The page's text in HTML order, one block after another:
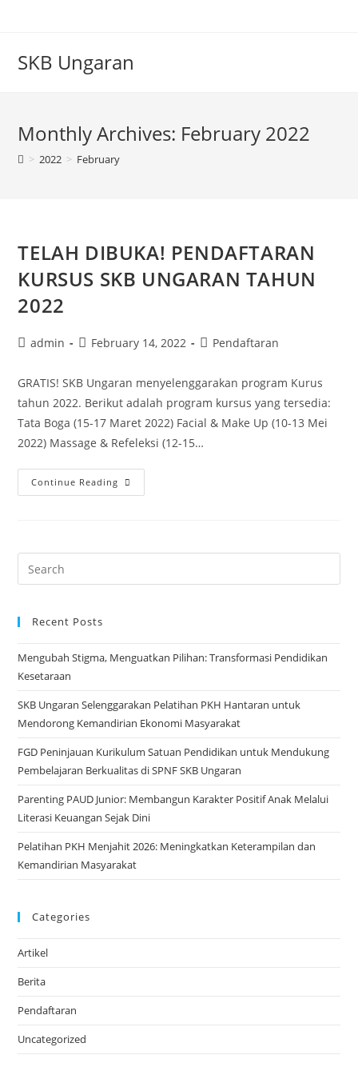
SKB Ungaran
Monthly Archives: February 2022
> 2022 > February
TELAH DIBUKA! PENDAFTARAN
KURSUS SKB UNGARAN TAHUN
2022
Postadmin
PostFebruary 14, 2022
PostPendaftaran
GRATIS! SKB Ungaran menyelenggarakan program Kurus
tahun 2022. Berikut adalah program kursus yang tersedia:
Tata Boga (15-17 Maret 2022) Facial & Make Up (10-13 Mei
2022) Massage & Refeleksi (12-15…
Continue Reading
DIBUKA!
SKB
Search
for:
Recent Posts
Mengubah Stigma, Menguatkan Pilihan: Transformasi Pendidikan
Kesetaraan
SKB Ungaran Selenggarakan Pelatihan PKH Hantaran untuk
Mendorong Kemandirian Ekonomi Masyarakat
FGD Peninjauan Kurikulum Satuan Pendidikan untuk Mendukung
Pembelajaran Berkualitas di SPNF SKB Ungaran
Parenting PAUD Junior: Membangun Karakter Positif Anak Melalui
Literasi Keuangan Sejak Dini
Pelatihan PKH Menjahit 2026: Meningkatkan Keterampilan dan
Kemandirian Masyarakat
Categories
Artikel
Berita
Pendaftaran
Uncategorized